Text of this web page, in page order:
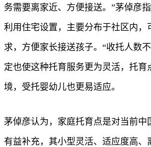
务需要离家近、方便接送。”茅倬彦
利用住宅设置，主要分布于社区内，
求，方便家长接送孩子。“收托人数
定也使这种托育服务更为灵活，托育
境，受托婴幼儿也更易适应。
茅倬彦认为，家庭托育点是对当前中
有益补充，其小型灵活、适应度高、